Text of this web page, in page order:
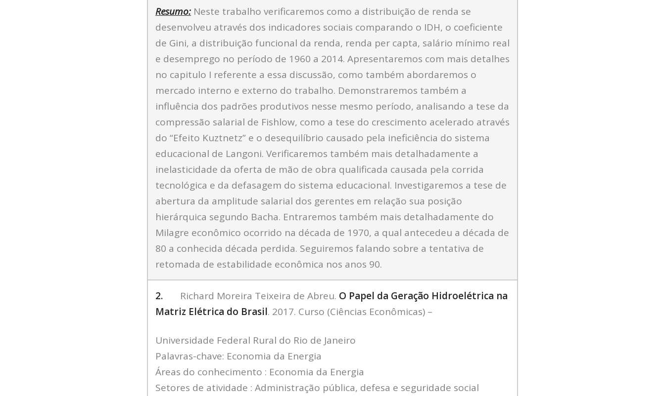
Resumo: Neste trabalho verificaremos como a distribuição de renda se
desenvolveu através dos indicadores sociais comparando o IDH, o coeficiente
de Gini, a distribuição funcional da renda, renda per capta, salário mínimo real
e desemprego no período de 1960 a 2014. Apresentaremos com mais detalhes
no capitulo I referente a essa discussão, como também abordaremos o
mercado interno e externo do trabalho. Demonstraremos também a
influência dos padrões produtivos nesse mesmo período, analisando a tese da
compressão salarial de Fishlow, como a tese do crescimento acelerado através
do “Efeito Kuztnetz” e o desequilíbrio causado pela ineficiência do sistema
educacional de Langoni. Verificaremos também mais detalhadamente a
inelasticidade da oferta de mão de obra qualificada causada pela corrida
tecnológica e da defasagem do sistema educacional. Investigaremos a tese de
abertura da amplitude salarial dos gerentes em relação sua posição
hierárquica segundo Bacha. Entraremos também mais detalhadamente do
Milagre econômico ocorrido na década de 1970, a qual antecedeu a década de
80 a conhecida década perdida. Seguiremos falando sobre a tentativa de
retomada de estabilidade econômica nos anos 90.
2. Richard Moreira Teixeira de Abreu. O Papel da Geração Hidroelétrica na
Matriz Elétrica do Brasil. 2017. Curso (Ciências Econômicas) –
Universidade Federal Rural do Rio de Janeiro
Palavras-chave: Economia da Energia
Áreas do conhecimento : Economia da Energia
Setores de atividade : Administração pública, defesa e seguridade social